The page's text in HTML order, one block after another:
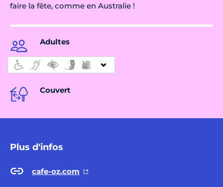
faire la fête, comme en Australie !
Adultes
Couvert
Plus d'infos
cafe-oz.com